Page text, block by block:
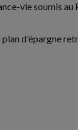
vie soumis au
d'épargne